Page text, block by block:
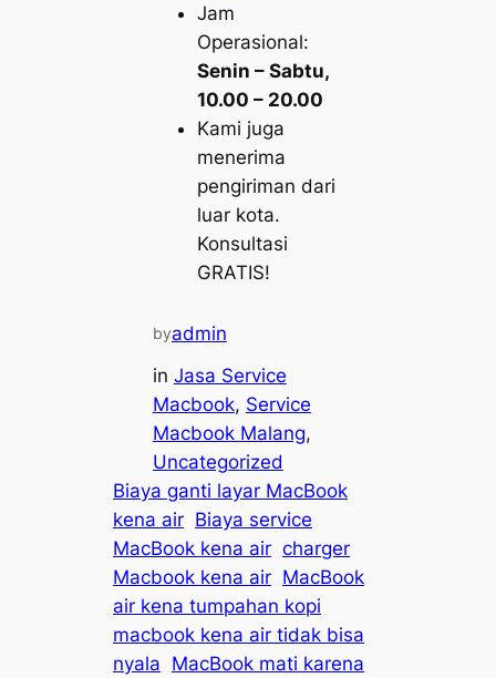
Jam
Operasional:
Senin – Sabtu,
10.00 – 20.00
Kami juga
menerima
pengiriman dari
luar kota.
Konsultasi
GRATIS!
byadmin
in Jasa Service
Macbook, Service
Macbook Malang
Uncategorized
Biaya ganti layar MacBook
kena air Biaya service
MacBook kena air charger
Macbook kena air MacBook
air kena tumpahan kopi
macbook kena air tidak bisa
nyala MacBook mati karena